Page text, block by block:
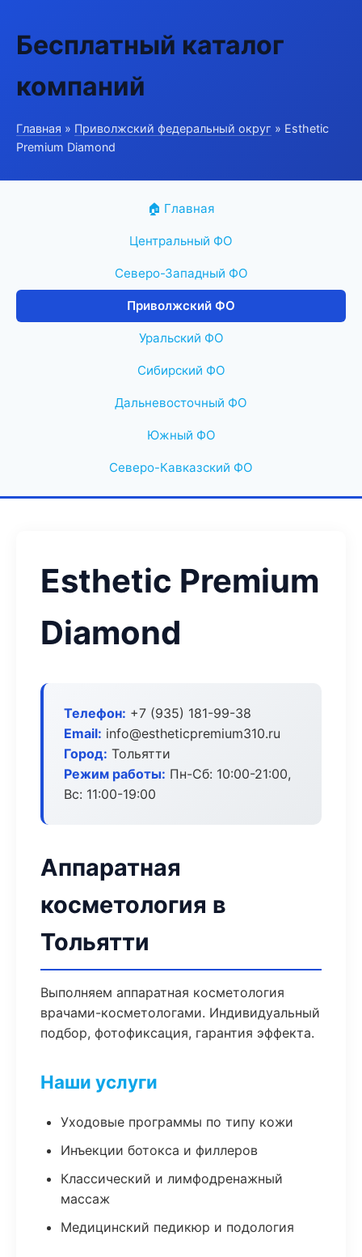
Бесплатный каталог
компаний
Главная » Приволжский федеральный округ » Esthetic
Premium Diamond
🏠 Главная
Центральный ФО
Северо-Западный ФО
Приволжский ФО
Уральский ФО
Сибирский ФО
Дальневосточный ФО
Южный ФО
Северо-Кавказский ФО
Esthetic Premium
Diamond
Телефон: +7 (935) 181-99-38
Email: info@estheticpremium310.ru
Город: Тольятти
Режим работы: Пн-Сб: 10:00-21:00,
Вс: 11:00-19:00
Аппаратная
косметология в
Тольятти
Выполняем аппаратная косметология
врачами-косметологами. Индивидуальный
подбор, фотофиксация, гарантия эффекта.
Наши услуги
Уходовые программы по типу кожи
Инъекции ботокса и филлеров
Классический и лимфодренажный
массаж
Медицинский педикюр и подология